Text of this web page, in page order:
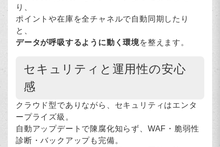
り、
ポイントや在庫を全チャネルで自動同期したり
と、
データが呼吸するように動く環境を整えます。
セキュリティと運用性の安心
感
クラウド型でありながら、セキュリティはエンタ
ープライズ級。
自動アップデートで陳腐化知らず、WAF・脆弱性
診断・バックアップも完備。